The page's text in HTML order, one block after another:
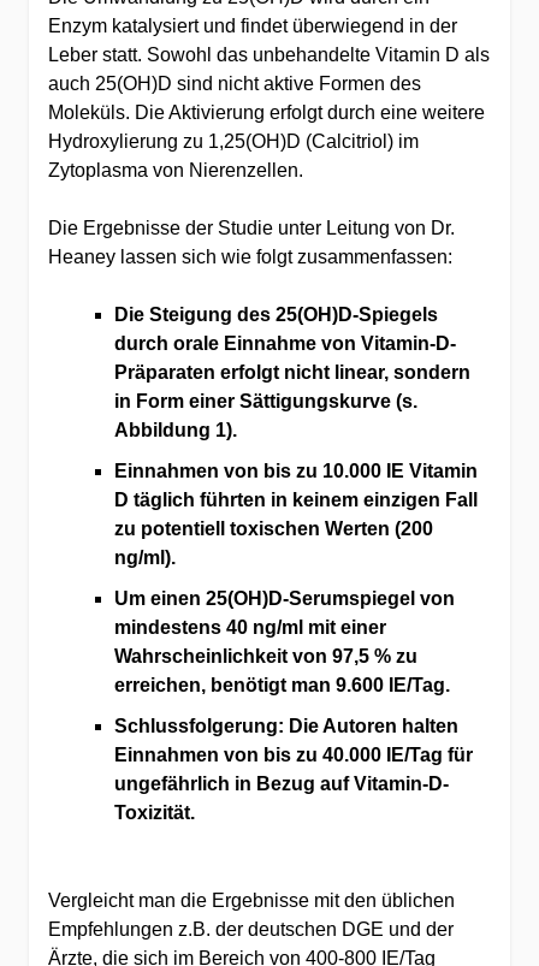
Enzym katalysiert und findet überwiegend in der
Leber statt. Sowohl das unbehandelte Vitamin D als
auch 25(OH)D sind nicht aktive Formen des
Moleküls. Die Aktivierung erfolgt durch eine weitere
Hydroxylierung zu 1,25(OH)D (Calcitriol) im
Zytoplasma von Nierenzellen.
Die Ergebnisse der Studie unter Leitung von Dr.
Heaney lassen sich wie folgt zusammenfassen:
Die Steigung des 25(OH)D-Spiegels
durch orale Einnahme von Vitamin-D-
Präparaten erfolgt nicht linear, sondern
in Form einer Sättigungskurve (s.
Abbildung 1).
Einnahmen von bis zu 10.000 IE Vitamin
D täglich führten in keinem einzigen Fall
zu potentiell toxischen Werten (200
ng/ml).
Um einen 25(OH)D-Serumspiegel von
mindestens 40 ng/ml mit einer
Wahrscheinlichkeit von 97,5 % zu
erreichen, benötigt man 9.600 IE/Tag.
Schlussfolgerung: Die Autoren halten
Einnahmen von bis zu 40.000 IE/Tag für
ungefährlich in Bezug auf Vitamin-D-
Toxizität.
Vergleicht man die Ergebnisse mit den üblichen
Empfehlungen z.B. der deutschen DGE und der
Ärzte, die sich im Bereich von 400-800 IE/Tag